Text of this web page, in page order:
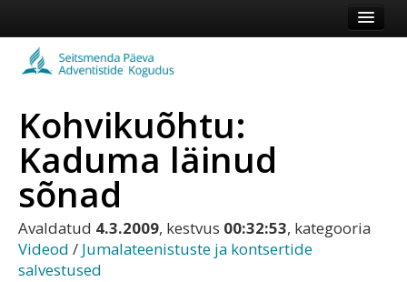
Koduleht
Vaata veel
Kohvikuõhtu:
Kaduma läinud
sõnad
Avaldatud 4.3.2009, kestvus 00:32:53, kategooria
Videod / Jumalateenistuste ja kontsertide
salvestused